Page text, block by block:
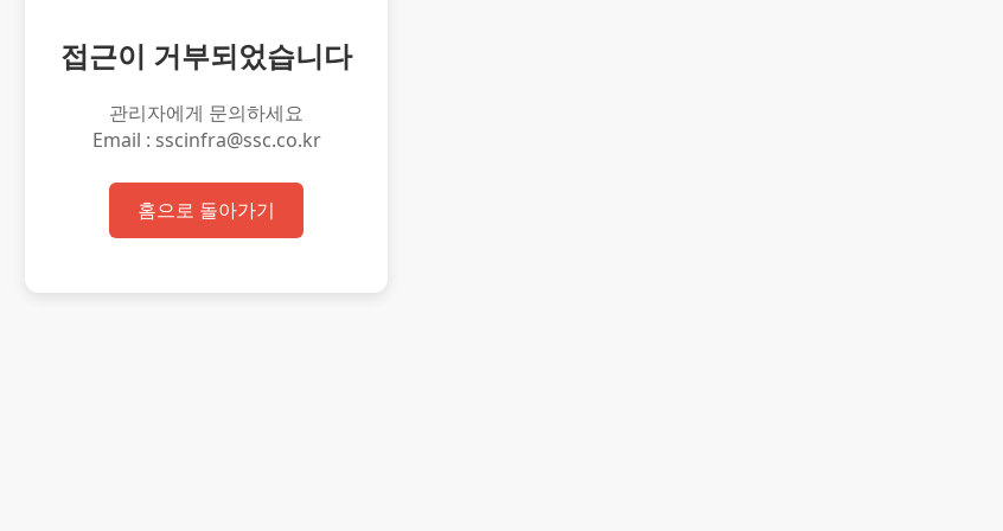
접근이 거부되었습니다
관리자에게 문의하세요
Email : sscinfra@ssc.co.kr
홈으로 돌아가기